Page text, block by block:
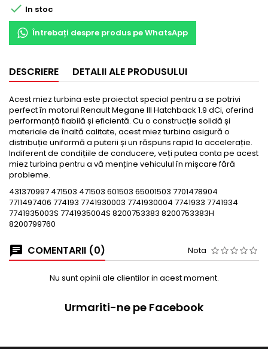
 In stoc
Întrebați despre produs pe WhatsApp
DESCRIERE DETALII ALE PRODUSULUI
Acest miez turbina este proiectat special pentru a se potrivi
perfect în motorul Renault Megane III Hatchback 1.9 dCi, oferind
performanță fiabilă și eficientă. Cu o construcție solidă și
materiale de înaltă calitate, acest miez turbina asigură o
distribuție uniformă a puterii și un răspuns rapid la accelerație.
Indiferent de condițiile de conducere, veți putea conta pe acest
miez turbina pentru a vă menține vehiculul în mișcare fără
probleme.
431370997 471503 471503 601503 65001503 7701478904
7711497406 774193 7741930003 7741930004 7741933 7741934
7741935003S 7741935004S 8200753383 8200753383H
8200799760
COMENTARII (0) Nota
Nu sunt opinii ale clientilor in acest moment.
Urmariti-ne pe Facebook